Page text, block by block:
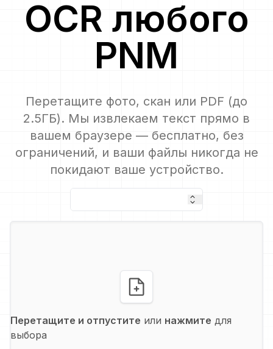
OCR любого
PNM
Перетащите фото, скан или PDF (до
2.5ГБ). Мы извлекаем текст прямо в
вашем браузере — бесплатно, без
ограничений, и ваши файлы никогда не
покидают ваше устройство.
Перетащите и отпустите или нажмите для
выбора